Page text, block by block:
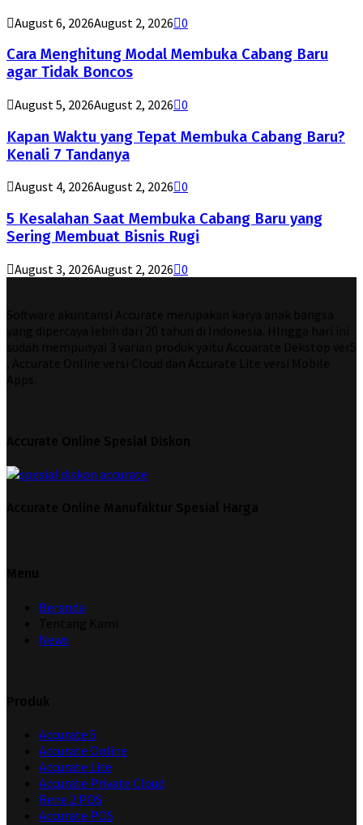
August 6, 2026August 2, 2026 0
Cara Menghitung Modal Membuka Cabang Baru
agar Tidak Boncos
August 5, 2026August 2, 2026 0
Kapan Waktu yang Tepat Membuka Cabang Baru?
Kenali 7 Tandanya
August 4, 2026August 2, 2026 0
5 Kesalahan Saat Membuka Cabang Baru yang
Sering Membuat Bisnis Rugi
August 3, 2026August 2, 2026 0
Beranda
News
Accurate 5
Accurate Online
Accurate Lite
Accurate Private Cloud
Rene 2 POS
Accurate POS